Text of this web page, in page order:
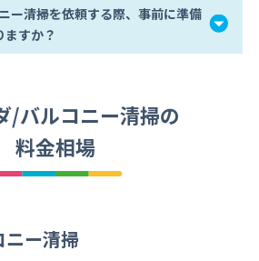
ー清掃を依頼する際、事前に準備
ますか？
/バルコニー清掃の
料金相場
ー清掃